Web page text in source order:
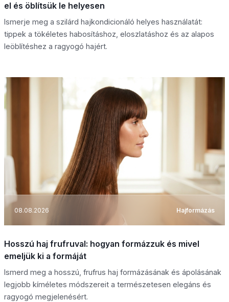
el és öblítsük le helyesen
Ismerje meg a szilárd hajkondicionáló helyes használatát:
tippek a tökéletes habosításhoz, eloszlatáshoz és az alapos
leöblítéshez a ragyogó hajért.
08.08.2026 Hajformázás
Hosszú haj frufruval: hogyan formázzuk és mivel
emeljük ki a formáját
Ismerd meg a hosszú, frufrus haj formázásának és ápolásának
legjobb kíméletes módszereit a természetesen elegáns és
ragyogó megjelenésért.